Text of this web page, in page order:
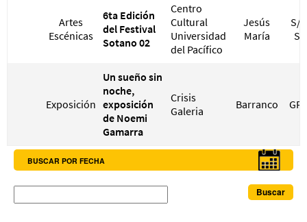
Artes
Escénicas
6ta Edición
del Festival
Sotano 02
Centro
Cultural
Universidad
del Pacífico
Jesús
María
S/
S/
Exposición
Un sueño sin
noche,
exposición
de Noemi
Gamarra
Crisis
Galeria
Barranco
BUSCAR POR FECHA